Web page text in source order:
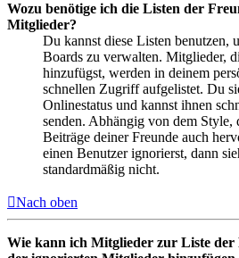
Wozu benötige ich die Listen der
Mitglieder?
Du kannst diese Listen benutzen,
Boards zu verwalten. Mitglieder,
hinzufügst, werden in deinem
schnellen Zugriff aufgelistet. Du
Onlinestatus und kannst ihnen
senden. Abhängig von dem Style,
Beiträge deiner Freunde auch
einen Benutzer ignorierst, dann
standardmäßig nicht.
Nach oben
Wie kann ich Mitglieder zur Liste der